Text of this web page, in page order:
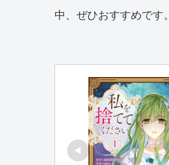
中、ぜひおすすめです。